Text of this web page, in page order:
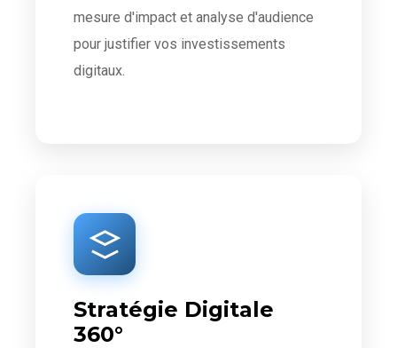
mesure d'impact et analyse d'audience
pour justifier vos investissements
digitaux.
Stratégie Digitale
360°